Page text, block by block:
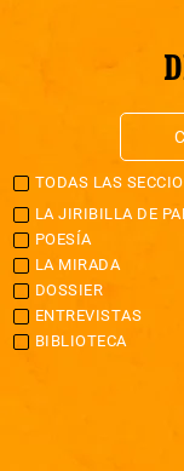
TODAS LAS
LA JIRIBILLA DE
POESÍA
LA MIRADA
DOSSIER
ENTREVISTAS
BIBLIOTECA